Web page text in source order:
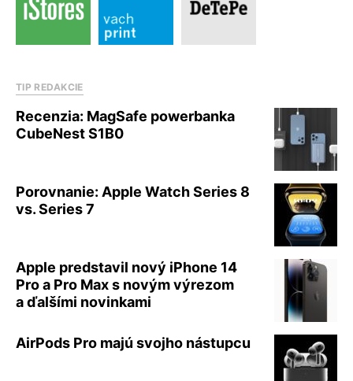
TIP REDAKCIE
Recenzia: MagSafe powerbanka
CubeNest S1B0
Porovnanie: Apple Watch Series 8
vs. Series 7
Apple predstavil nový iPhone 14
Pro a Pro Max s novým výrezom
a ďalšími novinkami
AirPods Pro majú svojho nástupcu